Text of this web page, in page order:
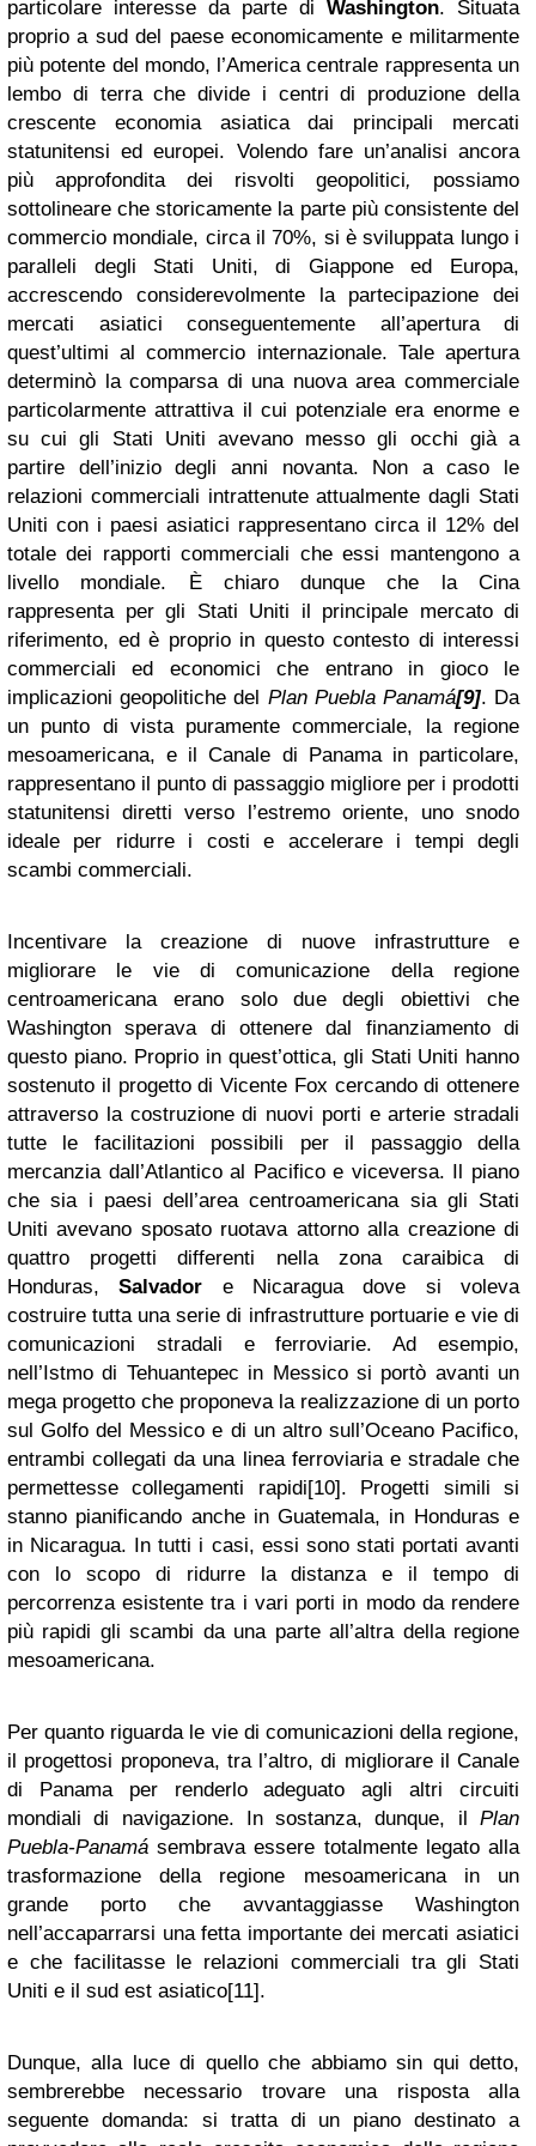
particolare interesse da parte di Washington. Situata
proprio a sud del paese economicamente e militarmente
più potente del mondo, l’America centrale rappresenta un
lembo di terra che divide i centri di produzione della
crescente economia asiatica dai principali mercati
statunitensi ed europei. Volendo fare un’analisi ancora
più approfondita dei risvolti geopolitici, possiamo
sottolineare che storicamente la parte più consistente del
commercio mondiale, circa il 70%, si è sviluppata lungo i
paralleli degli Stati Uniti, di Giappone ed Europa,
accrescendo considerevolmente la partecipazione dei
mercati asiatici conseguentemente all’apertura di
quest’ultimi al commercio internazionale. Tale apertura
determinò la comparsa di una nuova area commerciale
particolarmente attrattiva il cui potenziale era enorme e
su cui gli Stati Uniti avevano messo gli occhi già a
partire dell’inizio degli anni novanta. Non a caso le
relazioni commerciali intrattenute attualmente dagli Stati
Uniti con i paesi asiatici rappresentano circa il 12% del
totale dei rapporti commerciali che essi mantengono a
livello mondiale. È chiaro dunque che la Cina
rappresenta per gli Stati Uniti il principale mercato di
riferimento, ed è proprio in questo contesto di interessi
commerciali ed economici che entrano in gioco le
implicazioni geopolitiche del Plan Puebla Panamá[9]. Da
un punto di vista puramente commerciale, la regione
mesoamericana, e il Canale di Panama in particolare,
rappresentano il punto di passaggio migliore per i prodotti
statunitensi diretti verso l’estremo oriente, uno snodo
ideale per ridurre i costi e accelerare i tempi degli
scambi commerciali.
Incentivare la creazione di nuove infrastrutture e
migliorare le vie di comunicazione della regione
centroamericana erano solo due degli obiettivi che
Washington sperava di ottenere dal finanziamento di
questo piano. Proprio in quest’ottica, gli Stati Uniti hanno
sostenuto il progetto di Vicente Fox cercando di ottenere
attraverso la costruzione di nuovi porti e arterie stradali
tutte le facilitazioni possibili per il passaggio della
mercanzia dall’Atlantico al Pacifico e viceversa. Il piano
che sia i paesi dell’area centroamericana sia gli Stati
Uniti avevano sposato ruotava attorno alla creazione di
quattro progetti differenti nella zona caraibica di
Honduras,Salvador e Nicaragua dove si voleva
costruire tutta una serie di infrastrutture portuarie e vie di
comunicazioni stradali e ferroviarie. Ad esempio,
nell’Istmo di Tehuantepec in Messico si portò avanti un
mega progetto che proponeva la realizzazione di un porto
sul Golfo del Messico e di un altro sull’Oceano Pacifico,
entrambi collegati da una linea ferroviaria e stradale che
permettesse collegamenti rapidi[10]. Progetti simili si
stanno pianificando anche in Guatemala, in Honduras e
in Nicaragua. In tutti i casi, essi sono stati portati avanti
con lo scopo di ridurre la distanza e il tempo di
percorrenza esistente tra i vari porti in modo da rendere
più rapidi gli scambi da una parte all’altra della regione
mesoamericana.
Per quanto riguarda le vie di comunicazioni della regione,
il progettosi proponeva, tra l’altro, di migliorare il Canale
di Panama per renderlo adeguato agli altri circuiti
mondiali di navigazione. In sostanza, dunque, il Plan
Puebla-Panamá sembrava essere totalmente legato alla
trasformazione della regione mesoamericana in un
grande porto che avvantaggiasse Washington
nell’accaparrarsi una fetta importante dei mercati asiatici
e che facilitasse le relazioni commerciali tra gli Stati
Uniti e il sud est asiatico[11].
Dunque, alla luce di quello che abbiamo sin qui detto,
sembrerebbe necessario trovare una risposta alla
seguente domanda: si tratta di un piano destinato a